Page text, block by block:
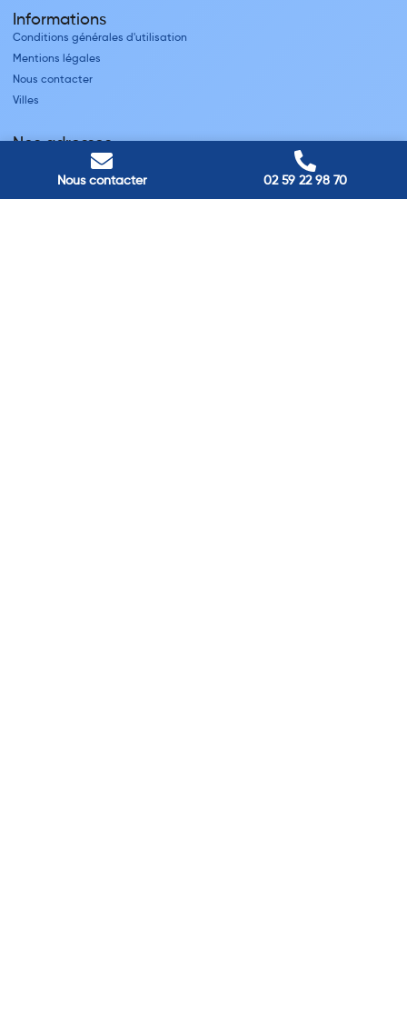
Nous contacter 02 59 22 98 70
Informations
Conditions générales d'utilisation
Mentions légales
Nous contacter
Villes
Nos adresses
45 avenue Winston Churchill, Louviers, France
Pont-Audemer